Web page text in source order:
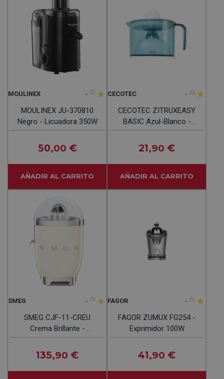
MOULINEX - (0)
MOULINEX JU-370810
Negro - Licuadora 350W
50,00 €
AÑADIR AL CARRITO
CECOTEC - (0)
CECOTEC ZITRUXEASY
BASIC Azul-Blanco -
Exprimidor 40W
21,90 €
AÑADIR AL CARRITO
SMEG - (0)
SMEG CJF-11-CREU
Crema Brillante -
Exprimidor 70W
135,90 €
FAGOR - (0)
FAGOR ZUMUX FG254 -
Exprimidor 100W
41,90 €